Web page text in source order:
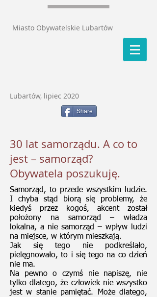
Miasto Obywatelskie Lubartów
Lubartów, lipiec 2020
Share
30 lat samorządu. A co to
jest – samorząd?
Obywatela poszukuję.
Samorząd, to przede wszystkim ludzie.
I chyba stąd biorą się problemy, że
kiedyś przez kogoś, akcent został
położony na samorząd – władza
lokalna, a nie samorząd – wpływ ludzi
na miejsce, w którym mieszkają.
Jak się tego nie podkreślało,
pielęgnowało, to i się tego na co dzień
nie ma.
Na pewno o czymś nie napiszę, nie
tylko dlatego, że człowiek nie wszystko
jest w stanie pamiętać. Może dlatego,